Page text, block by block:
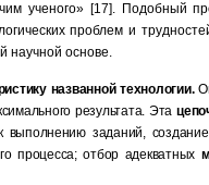
ученого» [17]. Подобный
проблем и
научной основе.
названной технологии.
результата. Эта
выполнению заданий,
процесса; отбор адекватных